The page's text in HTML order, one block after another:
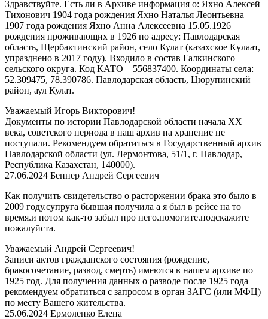
Здравствуйте. Есть ли в Архиве информация о: Яхно Алексей
Тихонович 1904 года рождения Яхно Наталья Леонтьевна
1907 года рождения Яхно Анна Алексеевна 15.05.1926
рождения проживающих в 1926 по адресу: Павлодарская
область, Щербактинский район, село Кулат (казахское Күлаат,
упразднено в 2017 году). Входило в состав Галкинского
сельского округа. Код КАТО – 556837400. Координаты села:
52.309475, 78.390786. Павлодарская область, Цюрупинский
район, аул Кулат.
Уважаемый Игорь Викторович!
Документы по истории Павлодарской области начала XX
века, советского периода в наш архив на хранение не
поступали. Рекомендуем обратиться в Государственный архив
Павлодарской области (ул. Лермонтова, 51/1, г. Павлодар,
Республика Казахстан, 140000).
27.06.2024 Беннер Андрей Сергеевич
Как получить свидетельство о расторжении брака это было в
2009 году.супруга бывшая получила а я был в рейсе на то
время.и потом как-то забыл про него.помогите.подскажите
пожалуйста.
Уважаемый Андрей Сергеевич!
Записи актов гражданского состояния (рождение,
бракосочетание, развод, смерть) имеются в нашем архиве по
1925 год. Для получения данных о разводе после 1925 года
рекомендуем обратиться с запросом в орган ЗАГС (или МФЦ)
по месту Вашего жительства.
25.06.2024 Ермоленко Елена